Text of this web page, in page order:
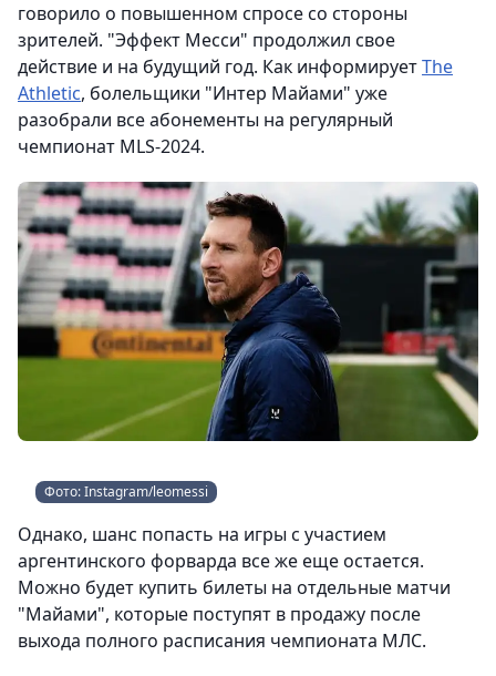
говорило о повышенном спросе со стороны
зрителей. "Эффект Месси" продолжил свое
действие и на будущий год. Как информируетThe
Athletic, болельщики "Интер Майами" уже
разобрали все абонементы на регулярный
чемпионат MLS-2024.
Фото: Instagram/leomessi
Однако, шанс попасть на игры с участием
аргентинского форварда все же еще остается.
Можно будет купить билеты на отдельные матчи
"Майами", которые поступят в продажу после
выхода полного расписания чемпионата МЛС.